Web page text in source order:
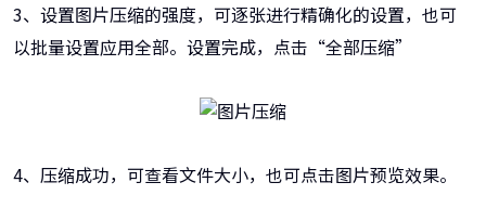
3、设置图片压缩的强度，可逐张进行精确化的设置，也可
以批量设置应用全部。设置完成，点击“全部压缩”
4、压缩成功，可查看文件大小，也可点击图片预览效果。